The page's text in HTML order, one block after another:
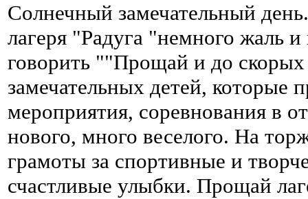
Солнечный замечательный
лагеря "Радуга "немного жаль
говорить ""Прощай и до
замечательных детей, которые
мероприятия, соревнования в
нового, много веселого. На
грамоты за спортивные и
счастливые улыбки. Прощай